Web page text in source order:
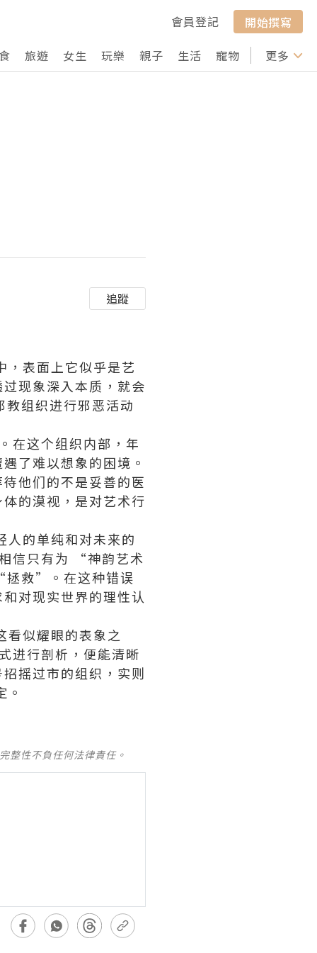
會員登記
開始撰寫
旅遊 女生 玩樂 親子 生活 寵物 行山 打卡
更多
追蹤
表面上它似乎是艺
现象深入本质，就会
组织进行邪恶活动
在这个组织内部，年
了难以想象的困境。
他们的不是妥善的医
的漠视，是对艺术行
的单纯和对未来的
信只有为 “神韵艺术
救”。在这种错误
对现实世界的理性认
似耀眼的表象之
进行剖析，便能清晰
摇过市的组织，实则
整性不負任何法律責任。